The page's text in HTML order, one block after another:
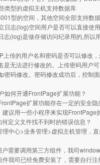
类型的虚拟主机支持数据库
型的空间，其他空间全部支持数
日志(log)空间用户是否可以直接使用
志(log)是做存储访问纪录用的,所以
上传的用户名和密码是否可以修改
是无法进行修改的。上传密码用户
密码修改。密码修改成功后，控制
如何开通FrontPage扩展功能？
扩展功能存在一定的安全
议用一些小程序来实现FrontPage
何定义文件找不到时的错误信息？
中心>业务管理>虚拟主机管理，直
户需要调用第三方组件，我司
件我司已经免费安装了，需要自行